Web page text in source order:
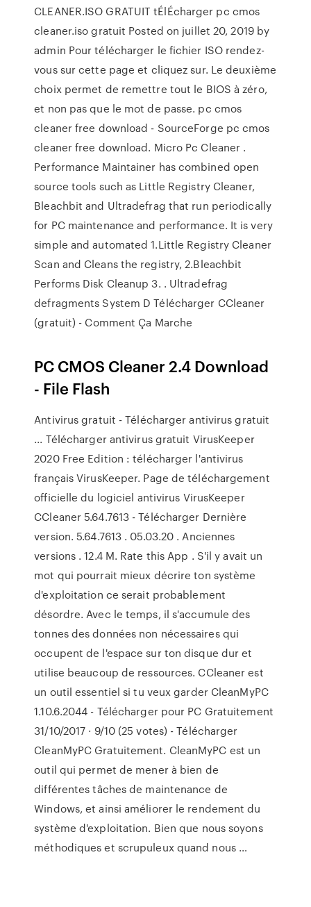
CLEANER.ISO GRATUIT tÉlÉcharger pc cmos
cleaner.iso gratuit Posted on juillet 20, 2019 by
admin Pour télécharger le fichier ISO rendez-
vous sur cette page et cliquez sur. Le deuxième
choix permet de remettre tout le BIOS à zéro,
et non pas que le mot de passe. pc cmos
cleaner free download - SourceForge pc cmos
cleaner free download. Micro Pc Cleaner .
Performance Maintainer has combined open
source tools such as Little Registry Cleaner,
Bleachbit and Ultradefrag that run periodically
for PC maintenance and performance. It is very
simple and automated 1.Little Registry Cleaner
Scan and Cleans the registry, 2.Bleachbit
Performs Disk Cleanup 3. . Ultradefrag
defragments System D Télécharger CCleaner
(gratuit) - Comment Ça Marche
PC CMOS Cleaner 2.4 Download
- File Flash
Antivirus gratuit - Télécharger antivirus gratuit
... Télécharger antivirus gratuit VirusKeeper
2020 Free Edition : télécharger l'antivirus
français VirusKeeper. Page de téléchargement
officielle du logiciel antivirus VirusKeeper
CCleaner 5.64.7613 - Télécharger Dernière
version. 5.64.7613 . 05.03.20 . Anciennes
versions . 12.4 M. Rate this App . S'il y avait un
mot qui pourrait mieux décrire ton système
d'exploitation ce serait probablement
désordre. Avec le temps, il s'accumule des
tonnes des données non nécessaires qui
occupent de l'espace sur ton disque dur et
utilise beaucoup de ressources. CCleaner est
un outil essentiel si tu veux garder CleanMyPC
1.10.6.2044 - Télécharger pour PC Gratuitement
31/10/2017 · 9/10 (25 votes) - Télécharger
CleanMyPC Gratuitement. CleanMyPC est un
outil qui permet de mener à bien de
différentes tâches de maintenance de
Windows, et ainsi améliorer le rendement du
système d'exploitation. Bien que nous soyons
méthodiques et scrupuleux quand nous …